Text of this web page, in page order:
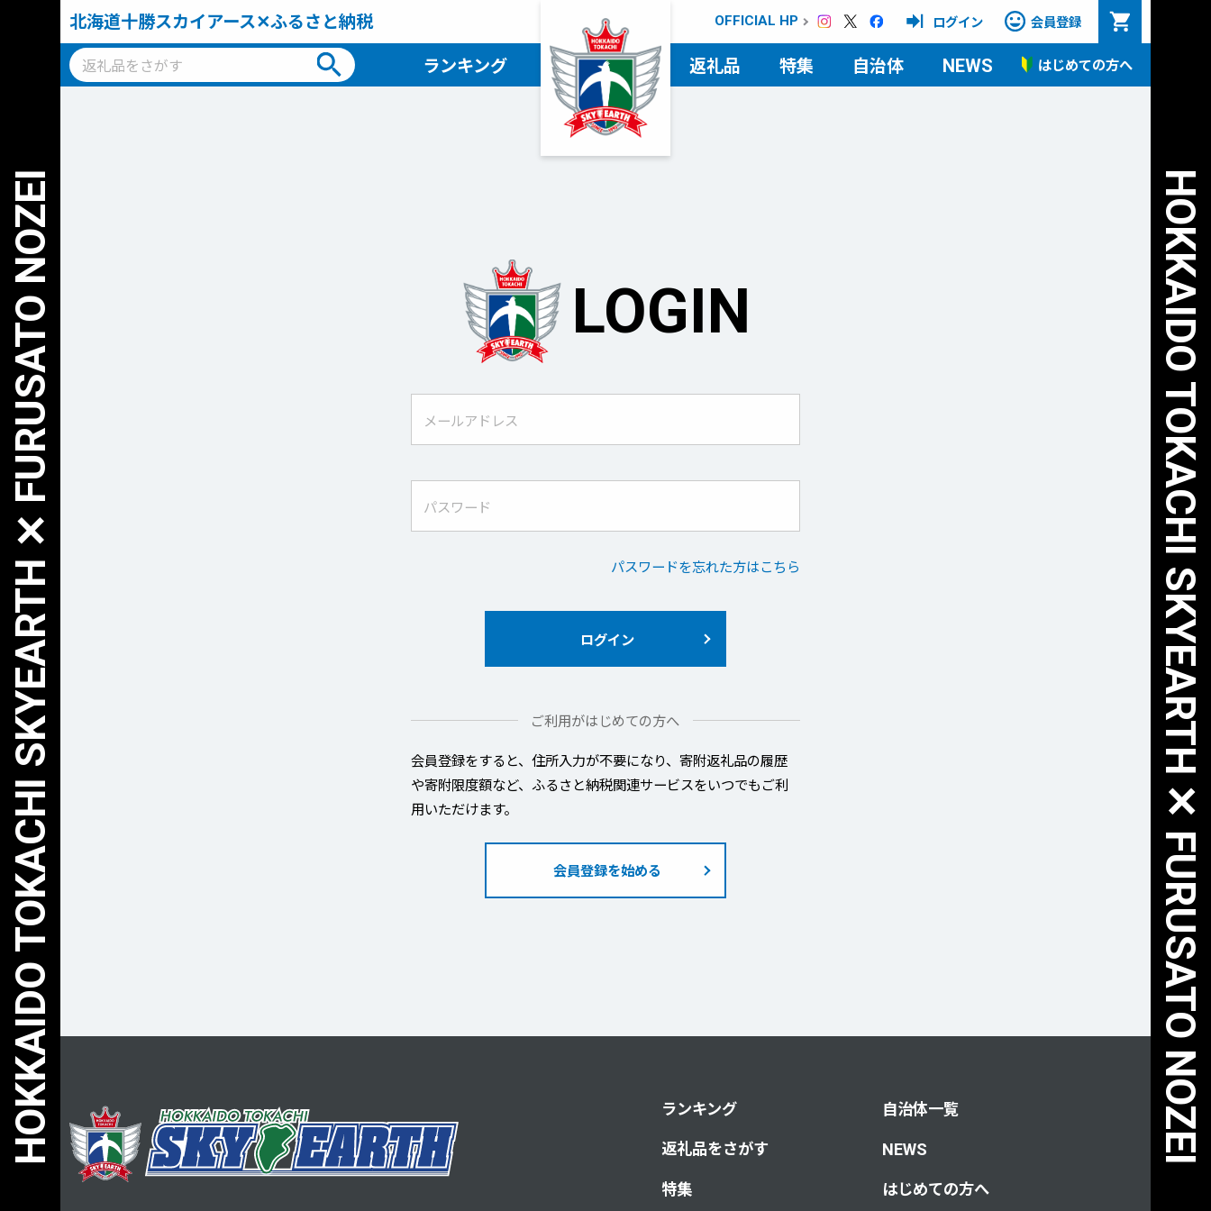
北海道十勝スカイアース✕ふるさと納税 OFFICIAL HP ログイン 会員登録
検索
ランキング 返礼品 特集 自治体 NEWS はじめての方へ
HOKKAIDO TOKACHI SKYEARTH ✕ FURUSATO NOZEI HOKKAIDO TOKACHI SKYEARTH ✕ FURUSATO NOZEI
LOGIN
メールアドレス
パスワード
パスワードを忘れた方はこちら
ログイン
ご利用がはじめての方へ
会員登録をすると、住所入力が不要になり、寄附返礼品の履歴
や寄附限度額など、ふるさと納税関連サービスをいつでもご利
用いただけます。
会員登録を始める
ランキング
返礼品をさがす
特集
自治体一覧
NEWS
はじめての方へ